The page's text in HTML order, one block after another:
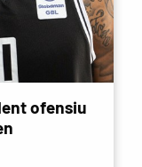
ofensiu